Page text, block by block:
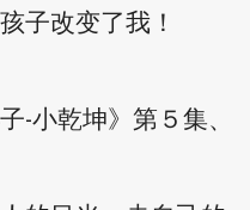
子改变了我！
-小乾坤》第５集、